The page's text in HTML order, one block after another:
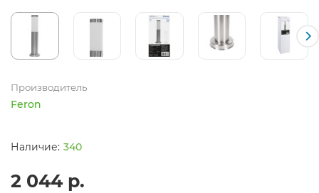
Производитель
Feron
340
2 044 р.